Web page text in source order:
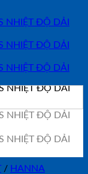
/ HANNA